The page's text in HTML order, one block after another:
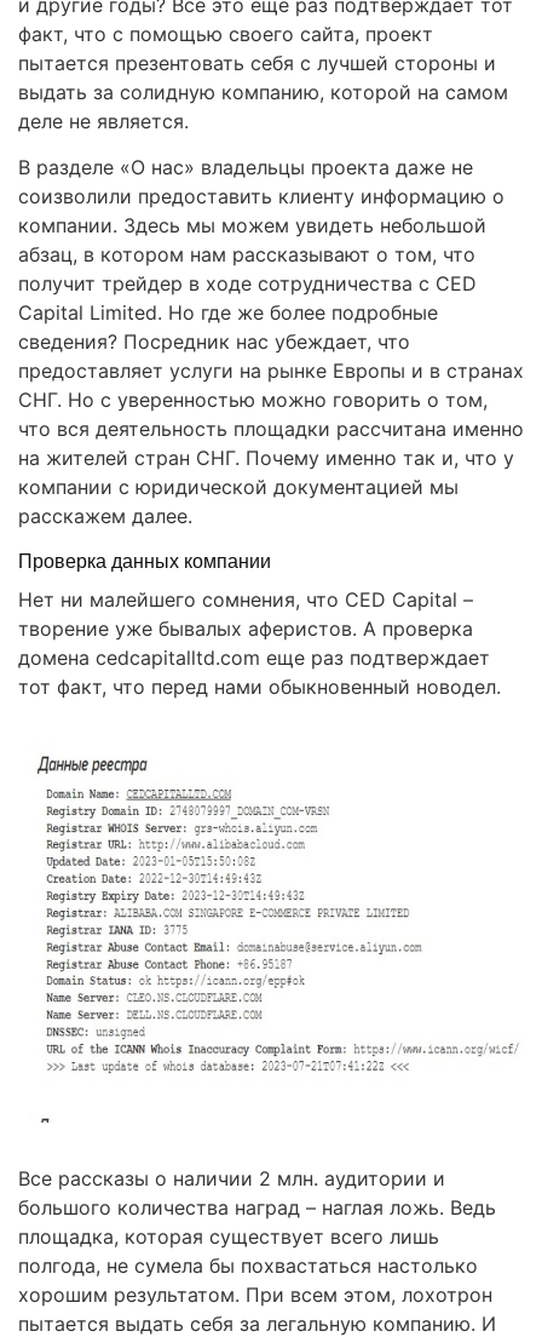
и другие годы? Все это еще раз подтверждает тот
факт, что с помощью своего сайта, проект
пытается презентовать себя с лучшей стороны и
выдать за солидную компанию, которой на самом
деле не является.
В разделе «О нас» владельцы проекта даже не
соизволили предоставить клиенту информацию о
компании. Здесь мы можем увидеть небольшой
абзац, в котором нам рассказывают о том, что
получит трейдер в ходе сотрудничества с CED
Capital Limited. Но где же более подробные
сведения? Посредник нас убеждает, что
предоставляет услуги на рынке Европы и в странах
СНГ. Но с уверенностью можно говорить о том,
что вся деятельность площадки рассчитана именно
на жителей стран СНГ. Почему именно так и, что у
компании с юридической документацией мы
расскажем далее.
Проверка данных компании
Нет ни малейшего сомнения, что CED Capital –
творение уже бывалых аферистов. А проверка
домена cedcapitalltd.com еще раз подтверждает
тот факт, что перед нами обыкновенный новодел.
Все рассказы о наличии 2 млн. аудитории и
большого количества наград – наглая ложь. Ведь
площадка, которая существует всего лишь
полгода, не сумела бы похвастаться настолько
хорошим результатом. При всем этом, лохотрон
пытается выдать себя за легальную компанию. И